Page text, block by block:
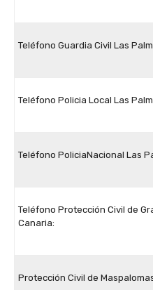
Teléfono Guardia Civil Las
Teléfono Policia Local Las
Teléfono PoliciaNacional Las
Teléfono Protección Civil de
Canaria:
Protección Civil de